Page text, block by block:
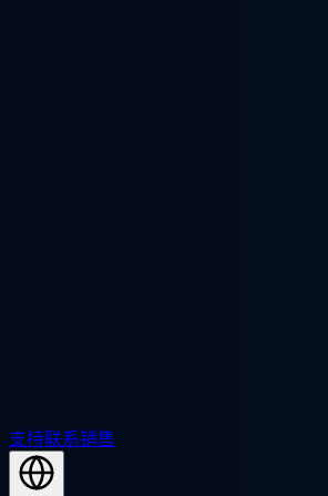
支持联系销售